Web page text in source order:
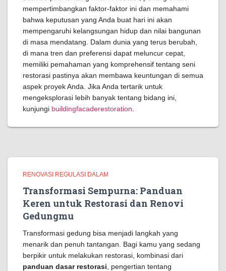
mempertimbangkan faktor-faktor ini dan memahami
bahwa keputusan yang Anda buat hari ini akan
mempengaruhi kelangsungan hidup dan nilai bangunan
di masa mendatang. Dalam dunia yang terus berubah,
di mana tren dan preferensi dapat meluncur cepat,
memiliki pemahaman yang komprehensif tentang seni
restorasi pastinya akan membawa keuntungan di semua
aspek proyek Anda. Jika Anda tertarik untuk
mengeksplorasi lebih banyak tentang bidang ini,
kunjungi buildingfacaderestoration
RENOVASI REGULASI DALAM
Transformasi Sempurna: Panduan
Keren untuk Restorasi dan Renovi
Gedungmu
Transformasi gedung bisa menjadi langkah yang
menarik dan penuh tantangan. Bagi kamu yang sedang
berpikir untuk melakukan restorasi, kombinasi dari
panduan dasar restorasi , pengertian tentang